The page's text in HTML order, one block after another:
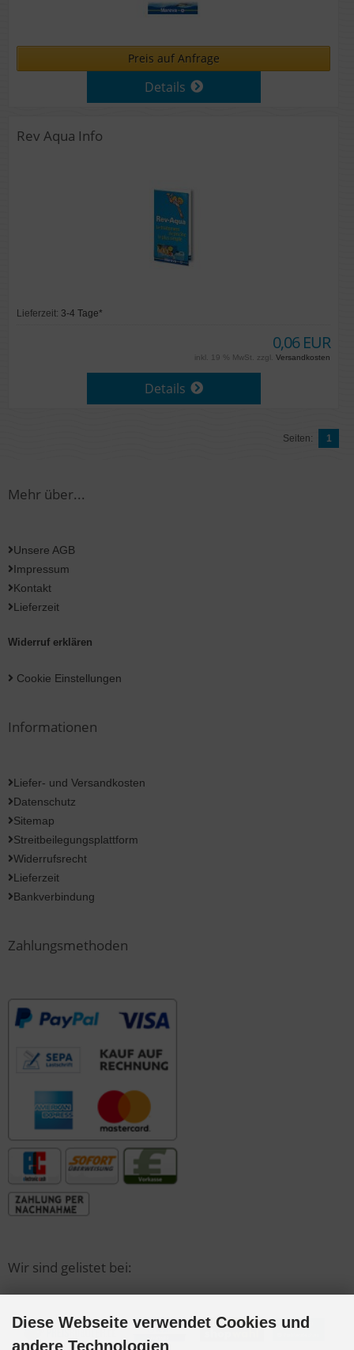
Preis auf Anfrage
Details
Rev Aqua Info
Lieferzeit: 3-4 Tage*
0,06 EUR
inkl. 19 % MwSt. zzgl.Versandkosten
Details
Seiten: 1
Mehr über...
Unsere AGB
Impressum
Kontakt
Lieferzeit
Widerruf erklären
Cookie Einstellungen
Informationen
Liefer- und Versandkosten
Datenschutz
Sitemap
Streitbeilegungsplattform
Widerrufsrecht
Lieferzeit
Bankverbindung
Zahlungsmethoden
Wir sind gelistet bei:
Diese Webseite verwendet Cookies und
andere Technologien